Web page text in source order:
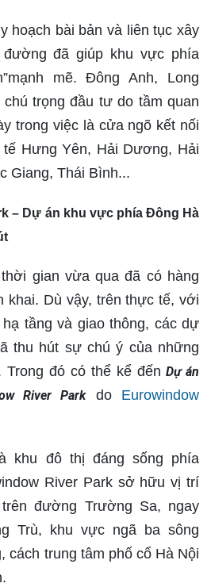
hoạch bài bản và liên tục xây
đã giúp khu vực phía
mẽ. Đông Anh, Long
trọng đầu tư do tầm quan
trong việc là cửa ngõ kết nối
Hưng Yên, Hải Dương, Hải
Giang, Thái Bình...
– Dự án khu vực phía Đông Hà
gian vừa qua đã có hàng
khai. Dù vậy, trên thực tế, với
tầng và giao thông, các dự
thu hút sự chú ý của những
đó có thể kể đến Dự án
River Parkdo Eurowindow
khu đô thị đáng sống phía
River Park sở hữu vị trí
đường Trường Sa, ngay
Trù, khu vực ngã ba sông
cách trung tâm phố cổ Hà Nội